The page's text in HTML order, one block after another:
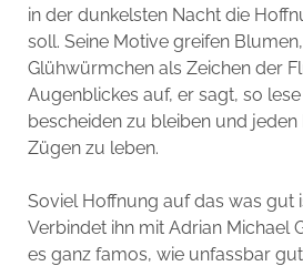
in der dunkelsten Nacht die
soll. Seine Motive greifen
Glühwürmchen als Zeichen der
Augenblickes auf, er sagt, so
bescheiden zu bleiben und
Zügen zu leben.
Soviel Hoffnung auf das was gut
Verbindet ihn mit Adrian Michael
es ganz famos, wie unfassbar